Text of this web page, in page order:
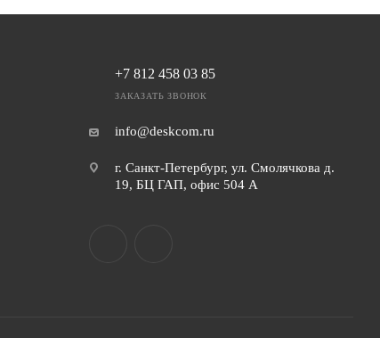
+7 812 458 03 85
ЗАКАЗАТЬ ЗВОНОК
info@deskcom.ru
г. Санкт-Петербург, ул. Смолячкова д.
19, БЦ ГАП, офис 504 А